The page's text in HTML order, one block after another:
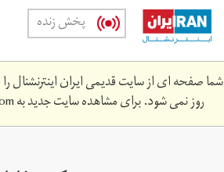
Skip
main
content
پخش زنده
شما صفحه ای از سایت قدیمی ایران اینترنشنال
روز نمی شود. برای مشاهده سایت جدید به